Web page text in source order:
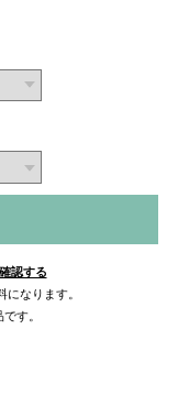
認する
なります。
す。